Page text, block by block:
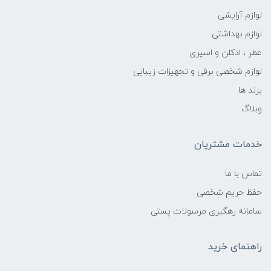
لوازم آرایشی
لوازم بهداشتی
عطر ، ادکلن و اسپری
لوازم شخصی برقی و تجهیزات زیبایی
برند ها
وبلاگ
خدمات مشتریان
تماس با ما
حفظ حریم شخصی
سامانه رهگیری مرسولات پستی
راهنمای خرید